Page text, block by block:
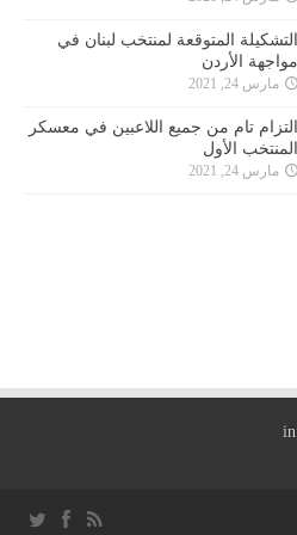
التشكيلة المتوقعة لمنتخب لبنان في
مواجهة الأردن
مارس 24, 2021
التزام تام من جميع اللاعبين في معسكر
المنتخب الأول
مارس 24, 2021